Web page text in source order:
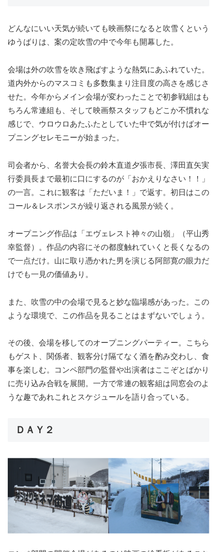
どんなにいい天気が続いても映画祭になると吹雪くという
ゆうばりは、案の定吹雪の中で今年も開幕した。
会場は外の吹雪を吹き飛ばすような熱気にあふれていた。
道内外からのマスコミも多数集まり注目度の高さを感じさ
せた。今年からメイン会場が変わったことで初参戦組はも
ちろん常連組も、そして映画祭スタッフもどこか不慣れな
感じで、ウロウロあたふたとしていた中で気が付けばオー
プニングセレモニーが始まった。
司会者から、名誉大会長の鈴木直道夕張市長、澤田直矢実
行委員長まで最初に口にするのが「おかえりなさい！！」
の一言。これに観客は「ただいま！」で返す。初日はこの
コール＆レスポンスが繰り返される風景が続く。
オープニング作品は「エヴェレスト神々の山嶺」（平山秀
幸監督）。作品の内容にその都度触れていくと長くなるの
で一点だけ。山に取り憑かれた男を演じる阿部寛の眼力だ
けでも一見の価値あり。
また、吹雪の中の会場で見ると妙な臨場感があった。この
ような環境で、この作品を見ることはまずないでしょう。
その後、会場を移してのオープニングパーティー。こちら
もゲスト、関係者、観客分け隔てなく酒を酌み交わし、食
事を楽しむ。コンペ部門の監督や出演者はここぞとばかり
に売り込み合戦を展開。一方で常連の観客組は同窓会のよ
うな趣であれこれとスケジュールを語り合っている。
ＤＡＹ２